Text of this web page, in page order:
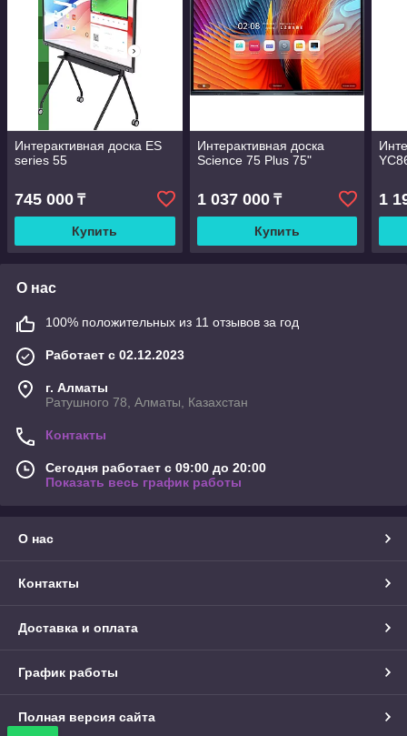
Интерактивная доска ES
series 55
745 000 ₸
Купить
Интерактивная доска
Science 75 Plus 75"
1 037 000₸
Купить
1
О нас
100% положительных из 11 отзывов за год
Работает с 02.12.2023
г. Алматы
Ратушного 78, Алматы, Казахстан
Контакты
Сегодня работает с 09:00 до 20:00
Показать весь график работы
О нас
Контакты
Доставка и оплата
График работы
Полная версия сайта